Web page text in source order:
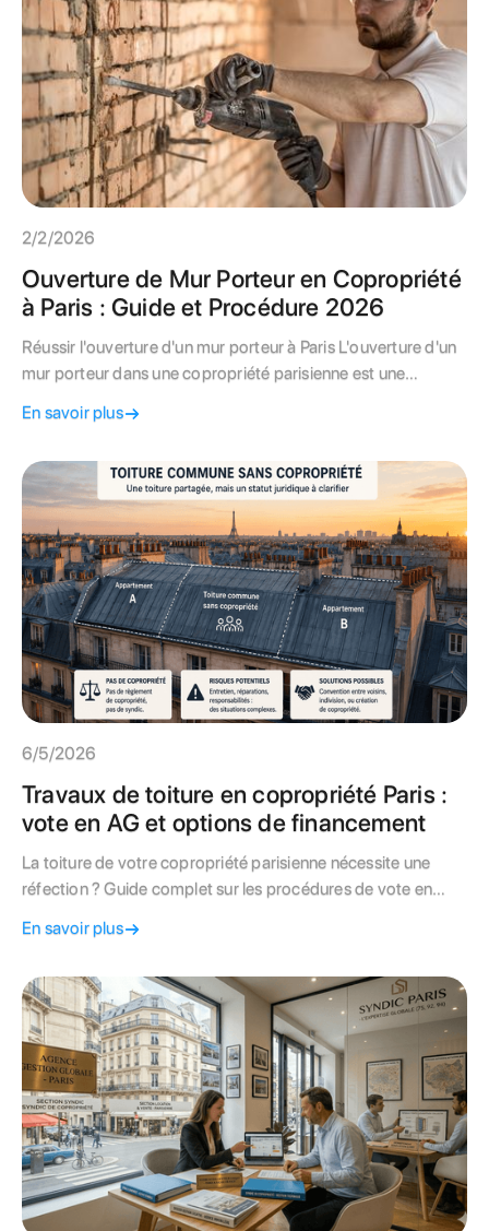
2/2/2026
Ouverture de Mur Porteur en Copropriété
à Paris : Guide et Procédure 2026
Réussir l'ouverture d'un mur porteur à Paris L'ouverture d'un
mur porteur dans une copropriété parisienne est une
rigueur absolue pour garantir la sécurité du bâti.
En savoir plus
6/5/2026
Travaux de toiture en copropriété Paris :
vote en AG et options de financement
La toiture de votre copropriété parisienne nécessite une
réfection ? Guide complet sur les procédures de vote en
En savoir plus